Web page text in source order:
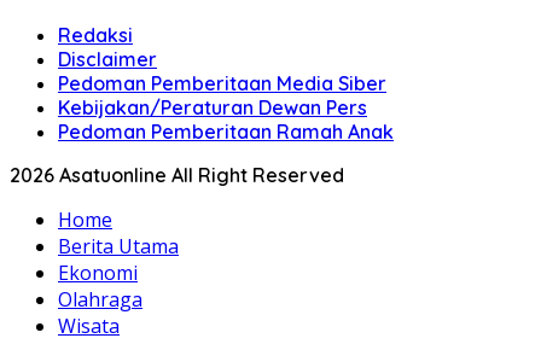
Redaksi
Disclaimer
Pedoman Pemberitaan Media Siber
Kebijakan/Peraturan Dewan Pers
Pedoman Pemberitaan Ramah Anak
2026 Asatuonline All Right Reserved
Home
Berita Utama
Ekonomi
Olahraga
Wisata